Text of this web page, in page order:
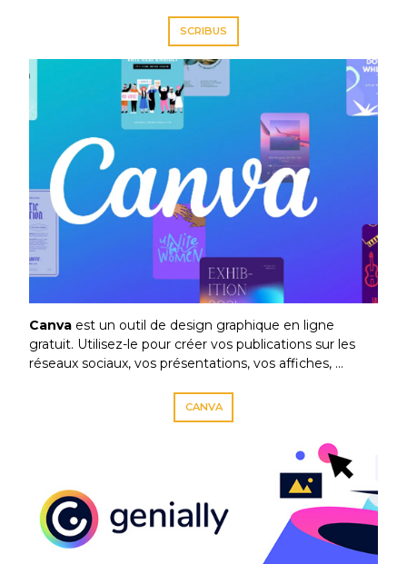
SCRIBUS
Canva est un outil de design graphique en ligne
gratuit. Utilisez-le pour créer vos publications sur les
réseaux sociaux, vos présentations, vos affiches, …
CANVA